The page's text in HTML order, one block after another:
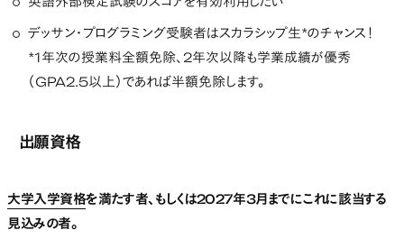
英語外部検定試験のスコアを有効利用したい
デッサン・プログラミング受験者はスカラシップ生*のチャンス！
*1年次の授業料全額免除、2年次以降も学業成績が優秀
（GPA2.5以上）であれば半額免除します。
出願資格
大学入学資格を満たす者、もしくは2027年3月までにこれに該当する
見込みの者。